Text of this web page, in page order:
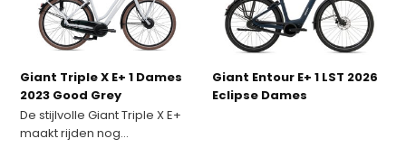
Giant Triple X E+ 1 Dames
2023 Good Grey
De stijlvolle Giant Triple X E+
maakt rijden nog...
Giant Entour E+ 1 LST 2026
Eclipse Dames